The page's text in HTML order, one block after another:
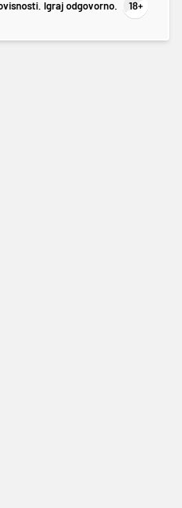
Igraj odgovorno.